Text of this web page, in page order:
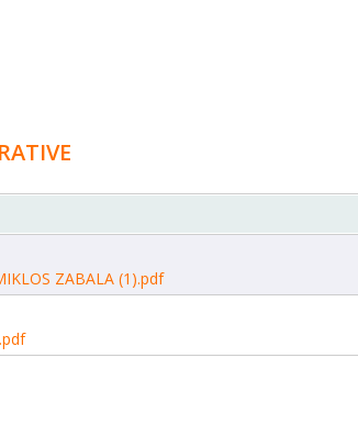
ZABALA (1).pdf